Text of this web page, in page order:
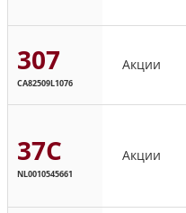
307
CA82509L1076
Акции
37C
NL0010545661
Акции